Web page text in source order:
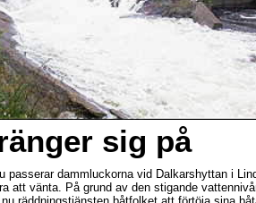
sig på
passerar dammluckorna vid Dalkarshyttan i
att vänta. På grund av den stigande